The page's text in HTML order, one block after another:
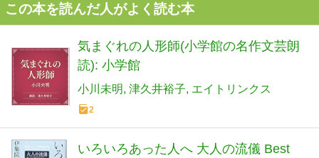
この本を読んだ人がよく読む本
気まぐれの人形師(小学館の名作文芸朗
読): 小学館
小川未明 津久井裕子 エイトリンクス
2
いろいろあった人へ 大人の流儀 Best